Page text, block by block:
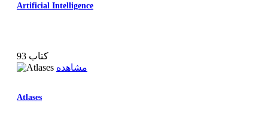
Artificial Intelligence
93 کتاب
مشاهده
Atlases